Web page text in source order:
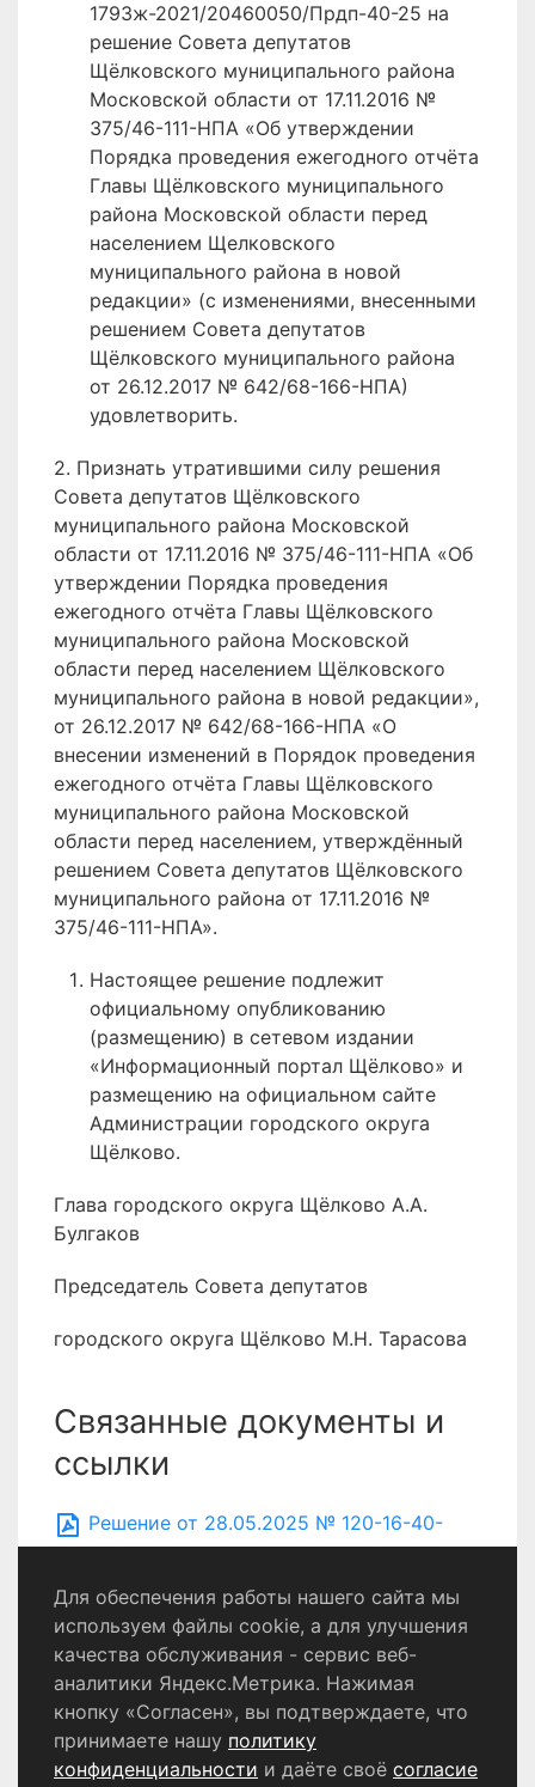
1793ж-2021/20460050/Прдп-40-25 на
решение Совета депутатов
Щёлковского муниципального района
Московской области от 17.11.2016 №
375/46-111-НПА «Об утверждении
Порядка проведения ежегодного отчёта
Главы Щёлковского муниципального
района Московской области перед
населением Щелковского
муниципального района в новой
редакции» (с изменениями, внесенными
решением Совета депутатов
Щёлковского муниципального района
от 26.12.2017 № 642/68-166-НПА)
удовлетворить.
2. Признать утратившими силу решения
Совета депутатов Щёлковского
муниципального района Московской
области от 17.11.2016 № 375/46-111-НПА «Об
утверждении Порядка проведения
ежегодного отчёта Главы Щёлковского
муниципального района Московской
области перед населением Щёлковского
муниципального района в новой редакции»,
от 26.12.2017 № 642/68-166-НПА «О
внесении изменений в Порядок проведения
ежегодного отчёта Главы Щёлковского
муниципального района Московской
области перед населением, утверждённый
решением Совета депутатов Щёлковского
муниципального района от 17.11.2016 №
375/46-111-НПА».
Настоящее решение подлежит
официальному опубликованию
(размещению) в сетевом издании
«Информационный портал Щёлково» и
размещению на официальном сайте
Администрации городского округа
Щёлково.
Глава городского округа Щёлково А.А.
Булгаков
Председатель Совета депутатов
городского округа Щёлково М.Н. Тарасова
Связанные документы и
ссылки
Решение от 28.05.2025 № 120-16-40-
НПА.docx
Политика конфиденциальности
Согласие на обработку персональных данных
© 2024 - 2026 Сетевое издание «Информационный
Для обеспечения работы нашего сайта мы
используем файлы cookie, а для улучшения
качества обслуживания - сервис веб-
аналитики Яндекс.Метрика. Нажимая
кнопку «Согласен», вы подтверждаете, что
принимаете нашу политику
конфиденциальности и даёте своё согласие